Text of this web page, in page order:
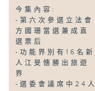
今集內容:
-第六次參選立法會
方國珊當選兼成直
選票后
-功能界別有16名新
人江旻憓勝出旅遊
界
-選委會議席中24人